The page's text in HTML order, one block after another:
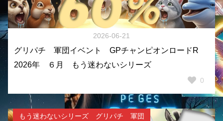
2026-06-21
グリパチ 軍団イベント GPチャンピオンロードR
2026年 ６月 もう迷わないシリーズ
0
もう迷わないシリーズ グリパチ 軍団